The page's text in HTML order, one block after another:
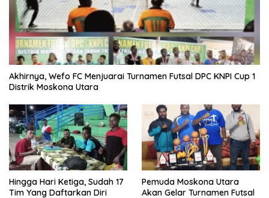
Akhirnya, Wefo FC Menjuarai Turnamen Futsal DPC KNPI Cup 1
Distrik Moskona Utara
Hingga Hari Ketiga, Sudah 17
Tim Yang Daftarkan Diri
Pemuda Moskona Utara
Akan Gelar Turnamen Futsal